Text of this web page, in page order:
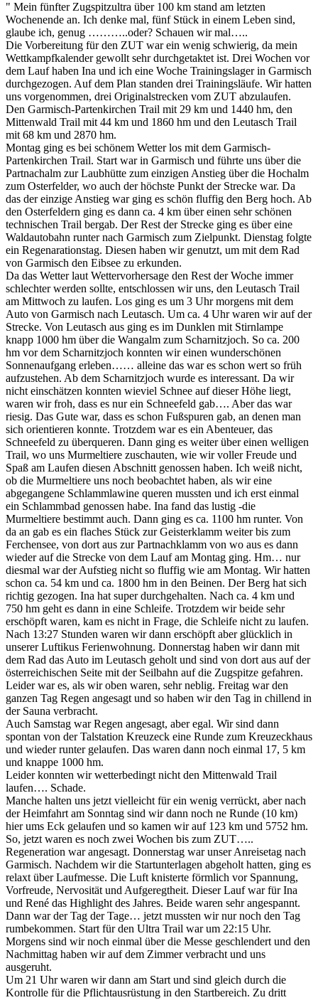
" Mein fünfter Zugspitzultra über 100 km stand am letzten
Wochenende an. Ich denke mal, fünf Stück in einem Leben sind,
glaube ich, genug ………..oder? Schauen wir mal…..
Die Vorbereitung für den ZUT war ein wenig schwierig, da mein
Wettkampfkalender gewollt sehr durchgetaktet ist. Drei Wochen vor
dem Lauf haben Ina und ich eine Woche Trainingslager in Garmisch
durchgezogen. Auf dem Plan standen drei Trainingsläufe. Wir hatten
uns vorgenommen, drei Originalstrecken vom ZUT abzulaufen.
Den Garmisch-Partenkirchen Trail mit 29 km und 1440 hm, den
Mittenwald Trail mit 44 km und 1860 hm und den Leutasch Trail
mit 68 km und 2870 hm.
Montag ging es bei schönem Wetter los mit dem Garmisch-
Partenkirchen Trail. Start war in Garmisch und führte uns über die
Partnachalm zur Laubhütte zum einzigen Anstieg über die Hochalm
zum Osterfelder, wo auch der höchste Punkt der Strecke war. Da
das der einzige Anstieg war ging es schön fluffig den Berg hoch. Ab
den Osterfeldern ging es dann ca. 4 km über einen sehr schönen
technischen Trail bergab. Der Rest der Strecke ging es über eine
Waldautobahn runter nach Garmisch zum Zielpunkt. Dienstag folgte
ein Regenarationstag. Diesen haben wir genutzt, um mit dem Rad
von Garmisch den Eibsee zu erkunden.
Da das Wetter laut Wettervorhersage den Rest der Woche immer
schlechter werden sollte, entschlossen wir uns, den Leutasch Trail
am Mittwoch zu laufen. Los ging es um 3 Uhr morgens mit dem
Auto von Garmisch nach Leutasch. Um ca. 4 Uhr waren wir auf der
Strecke. Von Leutasch aus ging es im Dunklen mit Stirnlampe
knapp 1000 hm über die Wangalm zum Scharnitzjoch. So ca. 200
hm vor dem Scharnitzjoch konnten wir einen wunderschönen
Sonnenaufgang erleben…… alleine das war es schon wert so früh
aufzustehen. Ab dem Scharnitzjoch wurde es interessant. Da wir
nicht einschätzen konnten wieviel Schnee auf dieser Höhe liegt,
waren wir froh, dass es nur ein Schneefeld gab…. Aber das war
riesig. Das Gute war, dass es schon Fußspuren gab, an denen man
sich orientieren konnte. Trotzdem war es ein Abenteuer, das
Schneefeld zu überqueren. Dann ging es weiter über einen welligen
Trail, wo uns Murmeltiere zuschauten, wie wir voller Freude und
Spaß am Laufen diesen Abschnitt genossen haben. Ich weiß nicht,
ob die Murmeltiere uns noch beobachtet haben, als wir eine
abgegangene Schlammlawine queren mussten und ich erst einmal
ein Schlammbad genossen habe. Ina fand das lustig -die
Murmeltiere bestimmt auch. Dann ging es ca. 1100 hm runter. Von
da an gab es ein flaches Stück zur Geisterklamm weiter bis zum
Ferchensee, von dort aus zur Partnachklamm von wo aus es dann
wieder auf die Strecke von dem Lauf am Montag ging. Hm… nur
diesmal war der Aufstieg nicht so fluffig wie am Montag. Wir hatten
schon ca. 54 km und ca. 1800 hm in den Beinen. Der Berg hat sich
richtig gezogen. Ina hat super durchgehalten. Nach ca. 4 km und
750 hm geht es dann in eine Schleife. Trotzdem wir beide sehr
erschöpft waren, kam es nicht in Frage, die Schleife nicht zu laufen.
Nach 13:27 Stunden waren wir dann erschöpft aber glücklich in
unserer Luftikus Ferienwohnung. Donnerstag haben wir dann mit
dem Rad das Auto im Leutasch geholt und sind von dort aus auf der
österreichischen Seite mit der Seilbahn auf die Zugspitze gefahren.
Leider war es, als wir oben waren, sehr neblig. Freitag war den
ganzen Tag Regen angesagt und so haben wir den Tag in chillend in
der Sauna verbracht.
Auch Samstag war Regen angesagt, aber egal. Wir sind dann
spontan von der Talstation Kreuzeck eine Runde zum Kreuzeckhaus
und wieder runter gelaufen. Das waren dann noch einmal 17, 5 km
und knappe 1000 hm.
Leider konnten wir wetterbedingt nicht den Mittenwald Trail
laufen…. Schade.
Manche halten uns jetzt vielleicht für ein wenig verrückt, aber nach
der Heimfahrt am Sonntag sind wir dann noch ne Runde (10 km)
hier ums Eck gelaufen und so kamen wir auf 123 km und 5752 hm.
So, jetzt waren es noch zwei Wochen bis zum ZUT…..
Regeneration war angesagt. Donnerstag war unser Anreisetag nach
Garmisch. Nachdem wir die Startunterlagen abgeholt hatten, ging es
relaxt über Laufmesse. Die Luft knisterte förmlich vor Spannung,
Vorfreude, Nervosität und Aufgeregtheit. Dieser Lauf war für Ina
und René das Highlight des Jahres. Beide waren sehr angespannt.
Dann war der Tag der Tage… jetzt mussten wir nur noch den Tag
rumbekommen. Start für den Ultra Trail war um 22:15 Uhr.
Morgens sind wir noch einmal über die Messe geschlendert und den
Nachmittag haben wir auf dem Zimmer verbracht und uns
ausgeruht.
Um 21 Uhr waren wir dann am Start und sind gleich durch die
Kontrolle für die Pflichtausrüstung in den Startbereich. Zu dritt